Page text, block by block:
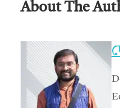
About The